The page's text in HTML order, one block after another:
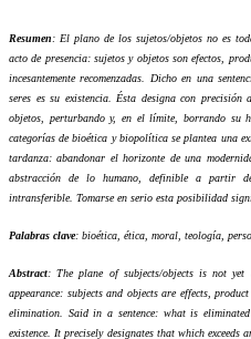
Resumen: El plano de los sujetos/objetos no es
acto de presencia: sujetos y objetos son efectos,
incesantemente recomenzadas. Dicho en una
seres es su existencia. Ésta designa con
objetos, perturbando y, en el límite, borrando su
categorías de bioética y biopolítica se plantea una
tardanza: abandonar el horizonte de una
abstracción de lo humano, definible a partir
intransferible. Tomarse en serio esta posibilidad
Palabras clave: bioética, ética, moral, teología,
Abstract: The plane of subjects/objects is not yet
appearance: subjects and objects are effects,
elimination. Said in a sentence: what is
existence. It precisely designates that which